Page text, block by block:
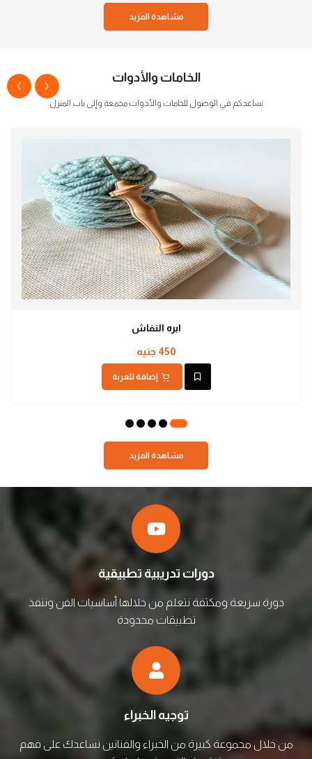
مشاهدة المزيد
الخامات والأدوات
نساعدكم في الوصول للخامات والأدوات مجمعة وإلى باب المنزل
ابره النفاش
450 جنيه
‹
›
مشاهدة المزيد
دورات تدريبية تطبيقية
دورة سريعة ومكثفة نتعلم من خلالها أساسيات الفن وننفذ
تطبيقات محدودة
توجيه الخبراء
من خلال مجموعة كبيرة من الخبراء والفنانين نساعدك على فهم